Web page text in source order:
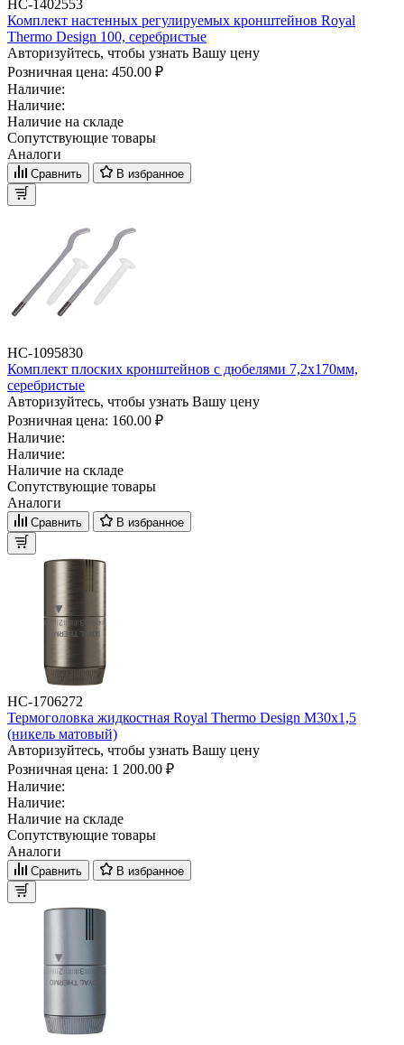
НС-1402553
Комплект настенных регулируемых кронштейнов Royal
Thermo Design 100, серебристые
Авторизуйтесь, чтобы узнать Вашу цену
Розничная цена: 450.00 ₽
Наличие:
Наличие:
Наличие на складе
Сопутствующие товары
Аналоги
Сравнить В избранное
НС-1095830
Комплект плоских кронштейнов с дюбелями 7,2х170мм,
серебристые
Авторизуйтесь, чтобы узнать Вашу цену
Розничная цена: 160.00 ₽
Наличие:
Наличие:
Наличие на складе
Сопутствующие товары
Аналоги
Сравнить В избранное
НС-1706272
Термоголовка жидкостная Royal Thermo Design М30х1,5
(никель матовый)
Авторизуйтесь, чтобы узнать Вашу цену
Розничная цена: 1 200.00 ₽
Наличие:
Наличие:
Наличие на складе
Сопутствующие товары
Аналоги
Сравнить В избранное